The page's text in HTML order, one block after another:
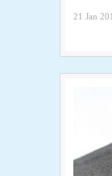
21 Jan